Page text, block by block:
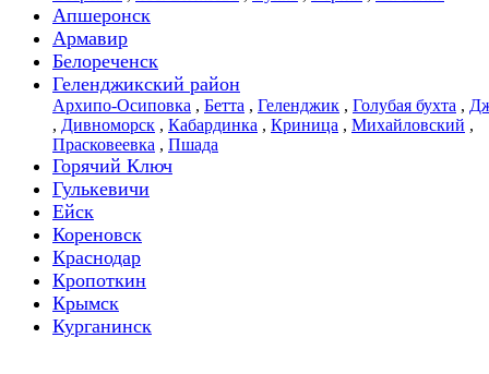
Апшеронск
Армавир
Белореченск
Геленджикский район
Архипо-Осиповка , Бетта , Геленджик , Голубая бухта ,
, Дивноморск , Кабардинка , Криница , Михайловский ,
Прасковеевка , Пшада
Горячий Ключ
Гулькевичи
Ейск
Кореновск
Краснодар
Кропоткин
Крымск
Курганинск